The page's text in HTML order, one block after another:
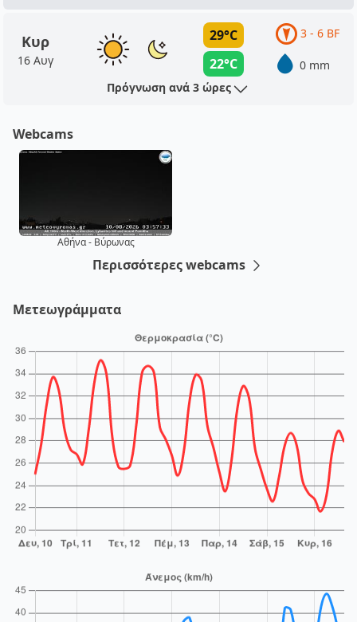
Κυρ
16 Αυγ
29°C
22°C
3 - 6 BF
0 mm
Πρόγνωση ανά 3 ώρες
Webcams
Αθήνα - Βύρωνας
Περισσότερες webcams
Μετεωγράμματα